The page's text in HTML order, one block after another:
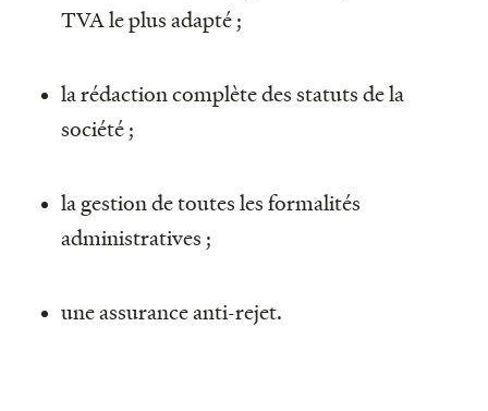
TVA le plus adapté ;
la rédaction complète des statuts de la
société ;
la gestion de toutes les formalités
administratives ;
une assurance anti-rejet.